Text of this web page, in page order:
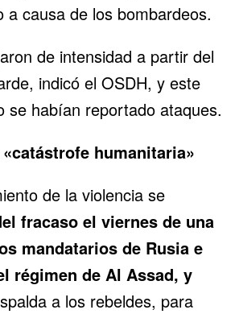
a causa de los bombardeos.
de intensidad a partir del
indicó el OSDH, y este
se habían reportado ataques.
humanitaria»
de la violencia se
fracaso el viernes de una
mandatarios de Rusia e
régimen de Al Assad, y
a los rebeldes, para